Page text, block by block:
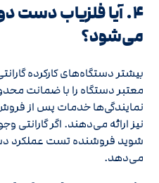
۴. آیا فلزیاب دست
می‌شود؟
بیشتر دستگاه‌های کارکرده
معتبر دستگاه را با ضمانت
نمایندگی‌ها خدمات پس از
نیز ارائه می‌دهند. اگر
شوید فروشنده تست عملکرد
می‌دهد.